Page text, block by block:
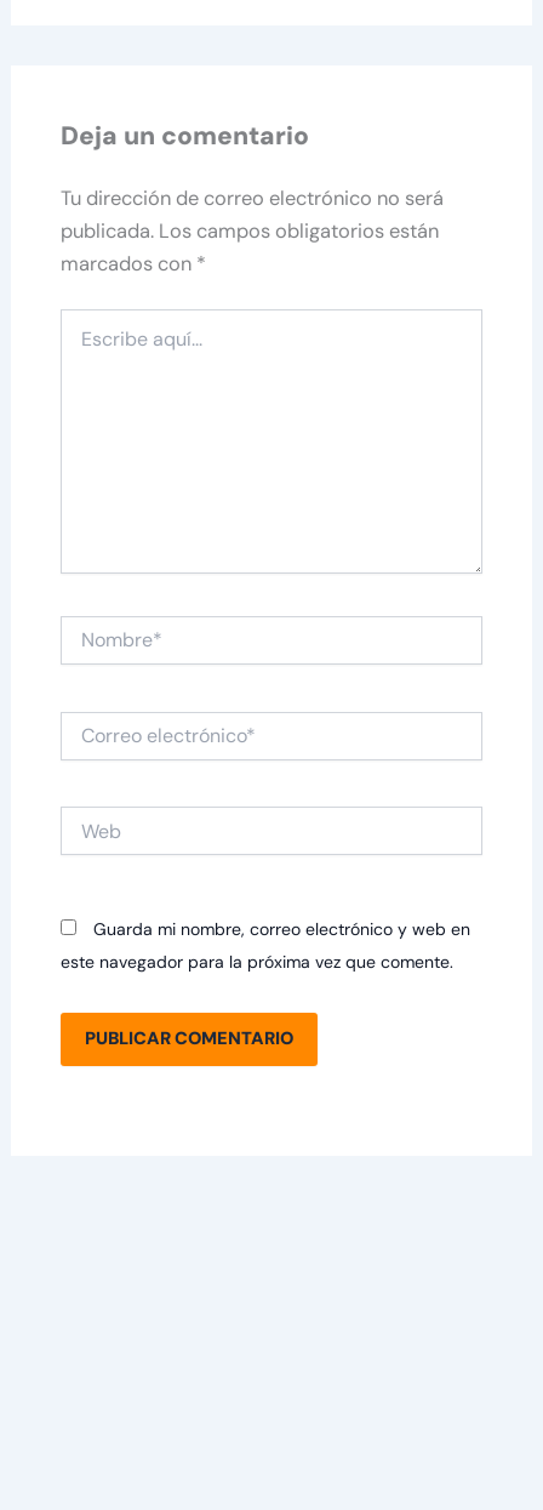
Deja un comentario
Tu dirección de correo electrónico no será
publicada. Los campos obligatorios están
marcados con *
aquí...
Nombre*
electrónico*
Guarda mi nombre, correo electrónico y web en
este navegador para la próxima vez que comente.